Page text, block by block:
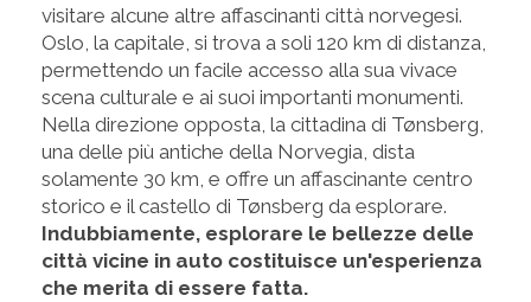
visitare alcune altre affascinanti città norvegesi.
Oslo, la capitale, si trova a soli 120 km di distanza,
permettendo un facile accesso alla sua vivace
scena culturale e ai suoi importanti monumenti.
Nella direzione opposta, la cittadina di Tønsberg,
una delle più antiche della Norvegia, dista
solamente 30 km, e offre un affascinante centro
storico e il castello di Tønsberg da esplorare.
Indubbiamente, esplorare le bellezze delle
città vicine in auto costituisce un'esperienza
che merita di essere fatta.